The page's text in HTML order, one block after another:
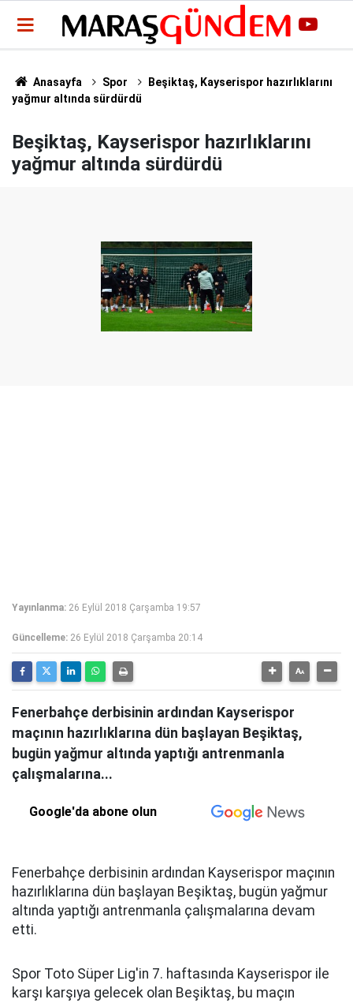
Anasayfa Spor
Beşiktaş, Kayserispor hazırlıklarını
yağmur altında sürdürdü
Beşiktaş, Kayserispor hazırlıklarını
yağmur altında sürdürdü
Yayınlanma: 26 Eylül 2018 Çarşamba 19:57
Güncelleme: 26 Eylül 2018 Çarşamba 20:14
Fenerbahçe derbisinin ardından Kayserispor
maçının hazırlıklarına dün başlayan Beşiktaş,
bugün yağmur altında yaptığı antrenmanla
çalışmalarına...
Google'da abone olun
Fenerbahçe derbisinin ardından Kayserispor maçının
hazırlıklarına dün başlayan Beşiktaş, bugün yağmur
altında yaptığı antrenmanla çalışmalarına devam
etti.
Spor Toto Süper Lig'in 7. haftasında Kayserispor ile
karşı karşıya gelecek olan Beşiktaş, bu maçın